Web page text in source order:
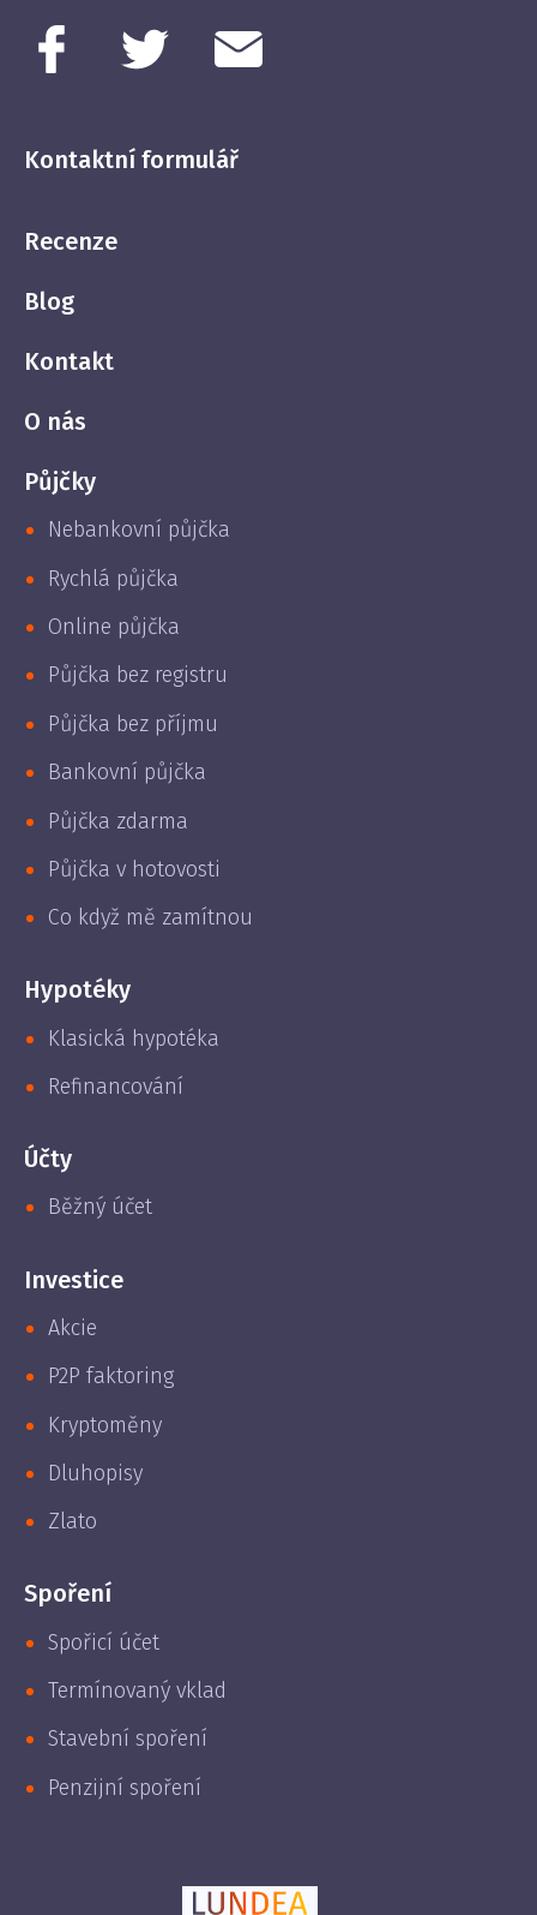
Kontaktní formulář
Recenze
Blog
Kontakt
O nás
Půjčky
Nebankovní půjčka
Rychlá půjčka
Online půjčka
Půjčka bez registru
Půjčka bez příjmu
Bankovní půjčka
Půjčka zdarma
Půjčka v hotovosti
Co když mě zamítnou
Hypotéky
Klasická hypotéka
Refinancování
Účty
Běžný účet
Investice
Akcie
P2P faktoring
Kryptoměny
Dluhopisy
Zlato
Spoření
Spořicí účet
Termínovaný vklad
Stavební spoření
Penzijní spoření